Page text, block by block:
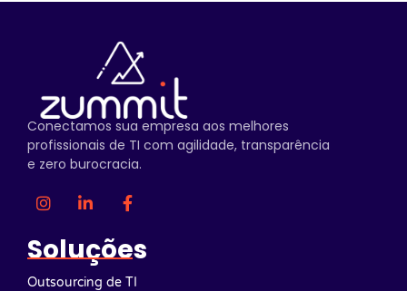
Conectamos sua empresa aos melhores
profissionais de TI com agilidade, transparência
e zero burocracia.
Soluções
Outsourcing de TI